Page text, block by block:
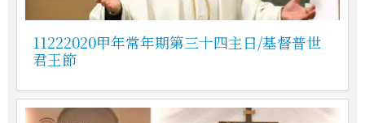
11222020甲年常年期第三十四主日/基督普世
君王節